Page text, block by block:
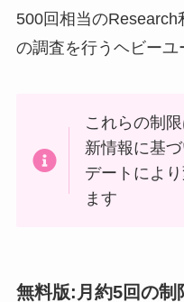
500回相当のResearch
の調査を行うヘビーユ
これらの制
新情報に基
デートによ
ます
無料版:月約5回の制